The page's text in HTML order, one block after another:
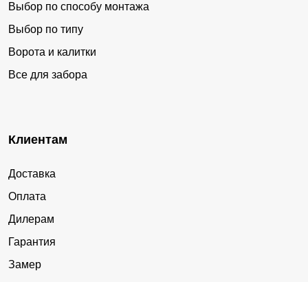
Выбор по способу монтажа
Выбор по типу
Ворота и калитки
Все для забора
Клиентам
Доставка
Оплата
Дилерам
Гарантия
Замер